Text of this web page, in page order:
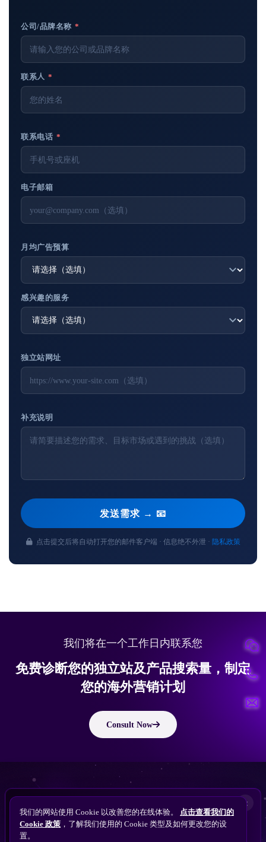
公司/品牌名称 *
联系人 *
联系电话 *
电子邮箱
月均广告预算
感兴趣的服务
独立站网址
补充说明
发送需求 → 📧
点击提交后将自动打开您的邮件客户端 · 信息绝不外泄 · 隐私政策
我们将在一个工作日内联系您
免费诊断您的独立站及产品搜索量，制定
您的海外营销计划
Consult Now
版权所有 © 2010 ~ 2026 隽永东方/EastDigi--专注企业海外业务增长
备案号：苏ICP备14005285号-11
我们的网站使用 Cookie 以改善您的在线体验。 点击查看我们的
Cookie 政策 ，了解我们使用的 Cookie 类型及如何更改您的设
置。
×
Perplexity
Gemini
搜索找到您的独立站？
免费获取隽永东方 SEO / AEO / GEO 独立站可见